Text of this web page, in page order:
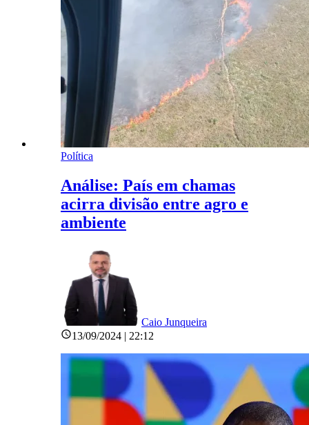
Política
Análise: País em chamas
acirra divisão entre agro e
ambiente
Caio Junqueira
13/09/2024 | 22:12